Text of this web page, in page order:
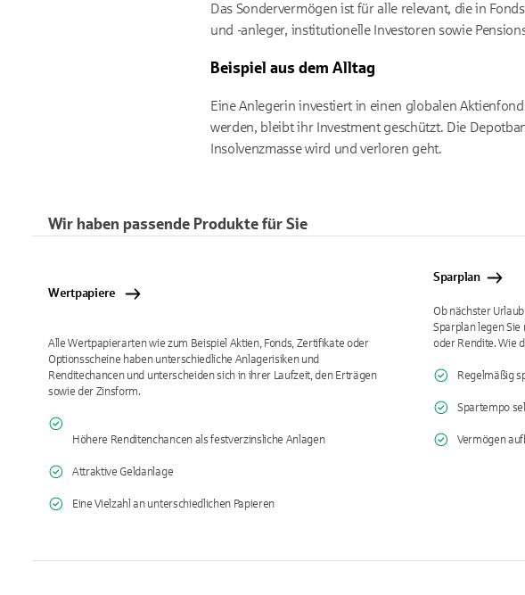
Das Sondervermögen ist für alle relevant, die in
und -anleger, institutionelle Investoren sowie
Beispiel aus dem Alltag
Eine Anlegerin investiert in einen globalen
werden, bleibt ihr Investment geschützt. Die
Insolvenzmasse wird und verloren geht.
Wir haben passende Produkte für Sie
Wertpapiere
Alle Wertpapierarten wie zum Beispiel Aktien, Fonds, Zertifikate oder
Optionsscheine haben unterschiedliche Anlagerisiken und
Renditechancen und unterscheiden sich in ihrer Laufzeit, den Erträgen
sowie der Zinsform.
Höhere Renditenchancen als festverzinsliche Anlagen
Attraktive Geldanlage
Eine Vielzahl an unterschiedlichen Papieren
Sparplan
Ob nächster
Sparplan legen
oder Rendite. Wie
Regelmäßig
Spartempo
Vermögen